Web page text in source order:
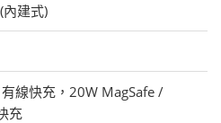
內建式)
線快充，20W MagSafe /
充